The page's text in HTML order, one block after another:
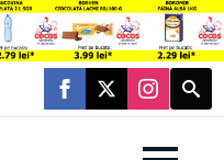
Search
for: